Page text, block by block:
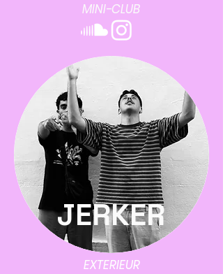
MINI-CLUB
JERKER
EXTERIEUR